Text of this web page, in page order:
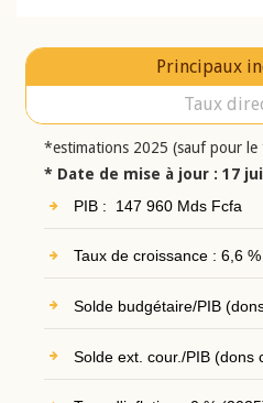
Principaux
Taux
*estimations 2025 (sauf pour le
* Date de mise à jour : 17
PIB : 147 960 Mds Fcfa
Taux de croissance : 6,6 %
Solde budgétaire/PIB
Solde ext. cour./PIB (dons